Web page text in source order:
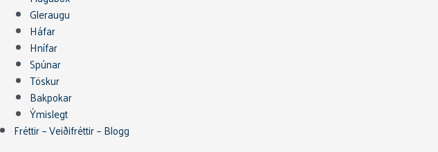
Gleraugu
Háfar
Hnífar
Spúnar
Töskur
Bakpokar
Ýmislegt
Fréttir – Veiðifréttir – Blogg